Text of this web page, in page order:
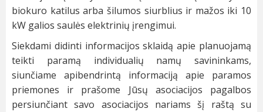
biokuro katilus arba šilumos siurblius ir mažos iki 10
kW galios saulės elektrinių įrengimui.
Siekdami didinti informacijos sklaidą apie planuojamą
teikti paramą individualių namų savininkams,
siunčiame apibendrintą informaciją apie paramos
priemones ir prašome Jūsų asociacijos pagalbos
persiunčiant savo asociacijos nariams šį raštą su